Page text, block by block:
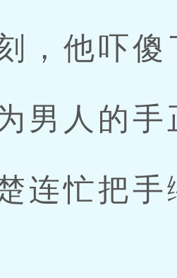
他吓傻
人的手
忙把手